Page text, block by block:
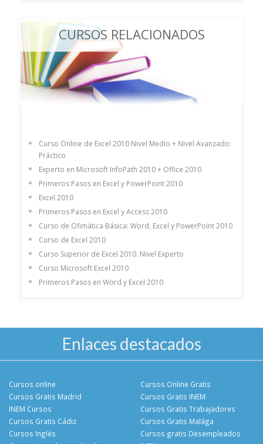
CURSOS RELACIONADOS
Curso Online de Excel 2010 Nivel Medio + Nivel Avanzado:
Práctico
Experto en Microsoft InfoPath 2010 + Office 2010
Primeros Pasos en Excel y PowerPoint 2010
Excel 2010
Primeros Pasos en Excel y Access 2010
Curso de Ofimática Básica: Word, Excel y PowerPoint 2010
Curso de Excel 2010
Curso Superior de Excel 2010. Nivel Experto
Curso Microsoft Excel 2010
Primeros Pasos en Word y Excel 2010
Enlaces destacados
Cursos online
Cursos Gratis Madrid
INEM Cursos
Cursos Gratis Cádiz
Cursos Online Gratis
Cursos Gratis INEM
Cursos Gratis Trabajadores
Cursos Gratis Malága
Cursos Inglés
Cursos gratis Desempleados